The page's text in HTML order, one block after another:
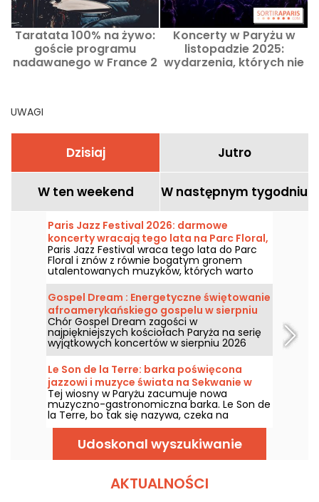
Taratata 100% na żywo:
goście programu
nadawanego w France 2
Koncerty w Paryżu w
listopadzie 2025:
wydarzenia, których nie
UWAGI
Dzisiaj Jutro
W ten weekend W następnym tygodniu
Paris Jazz Festival 2026: darmowe
koncerty wracają tego lata na Parc Floral,
program
Paris Jazz Festival wraca tego lata do Parc
Floral i znów z równie bogatym gronem
utalentowanych muzyków, których warto
zobaczyć i posłuchać w malowniczym,
wiejskim otoczeniu. Oto program
bezpłatnych koncertów do odkrycia od 24
czerwca do 6 września 2026 roku!
Gospel Dream : Energetyczne świętowanie
afroamerykańskiego gospelu w sierpniu
2026 roku w Paryżu
Chór Gospel Dream zagości w
najpiękniejszych kościołach Paryża na serię
wyjątkowych koncertów w sierpniu 2026
roku. To wyjątkowe doświadczenie
muzyczne, które celebruje nadzieję, jedność
i odporność poprzez autentyczne pieśni
Afroamerykańskiego Kościoła.
Le Son de la Terre: barka poświęcona
jazzowi i muzyce świata na Sekwanie w
Paryżu
Tej wiosny w Paryżu zacumuje nowa
muzyczno-gastronomiczna barka. Le Son de
la Terre, bo tak się nazywa, czeka na
miłośników jazzu i muzyki świata w 5.
dzielnicy na wyjątkowe doświadczenie
łączące koncerty, bistronomiczne posiłki i
bar koktajlowy.
Udoskonal wyszukiwanie
AKTUALNOŚCI